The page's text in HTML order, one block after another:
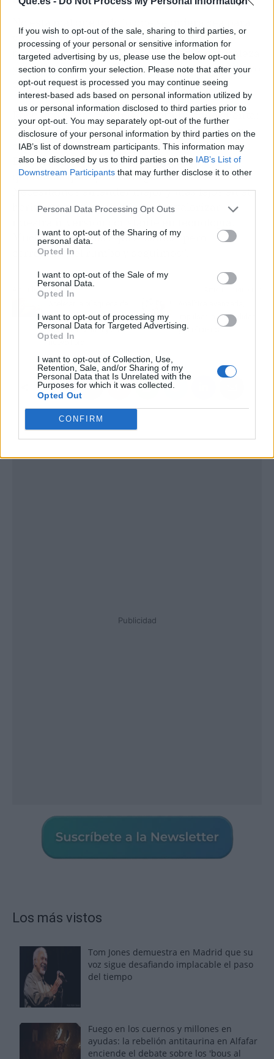
If you wish to opt-out of the sale, sharing to third parties, or
processing of your personal or sensitive information for
targeted advertising by us, please use the below opt-out
section to confirm your selection. Please note that after your
opt-out request is processed you may continue seeing
interest-based ads based on personal information utilized by
us or personal information disclosed to third parties prior to
your opt-out. You may separately opt-out of the further
disclosure of your personal information by third parties on the
IAB’s list of downstream participants. This information may
also be disclosed by us to third parties on the IAB’s List of
Downstream Participants that may further disclose it to other
Personal Data Processing Opt Outs
I want to opt-out of the Sharing of my
personal data.
Opted In
I want to opt-out of the Sale of my
Personal Data.
Opted In
I want to opt-out of processing my
Personal Data for Targeted Advertising.
Opted In
I want to opt-out of Collection, Use,
Retention, Sale, and/or Sharing of my
Personal Data that Is Unrelated with the
Purposes for which it was collected.
Opted Out
CONFIRM
ya y que sea bueno, bonito y barato. Las
personas son ansiosas por su propia naturaleza
y valoran más (el mismo bien) ahora que dentro
de una semana.
Respecto a esto, Santiago Acetti Falcone cuenta:
“Intentamos ver quién será nuestro cliente y
cómo será su situación dentro de 10 o 20 años.
Estamos creando una herramienta que
queremos que ayude a la gente a crear hábitos.
Necesitamos entender mejor y más lejos en el
horizonte para que podamos revalorizar
Muchas veces nos equivocamos, pero
corregimos el rumbo y seguimos”.
Artículo anterior
empleo con Sergio
González Martín y su
impulsar la rentabilidad
y la eficiencia
Publicidad
Los más vistos
Tom Jones demuestra en Madrid que su
voz sigue desafiando implacable el paso
del tiempo
Fuego en los cuernos y millones en
ayudas: la rebelión antitaurina en Alfafar
enciende el debate sobre los 'bous al